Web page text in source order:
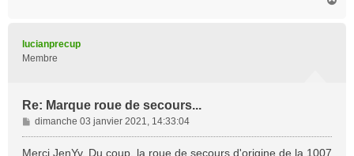
lucianprecup
Membre
Re: Marque roue de secours...
M
e
dimanche 03 janvier 2021, 14:33:04
Merci JenYv. Du coup, la roue de secours d'origine de la 1007